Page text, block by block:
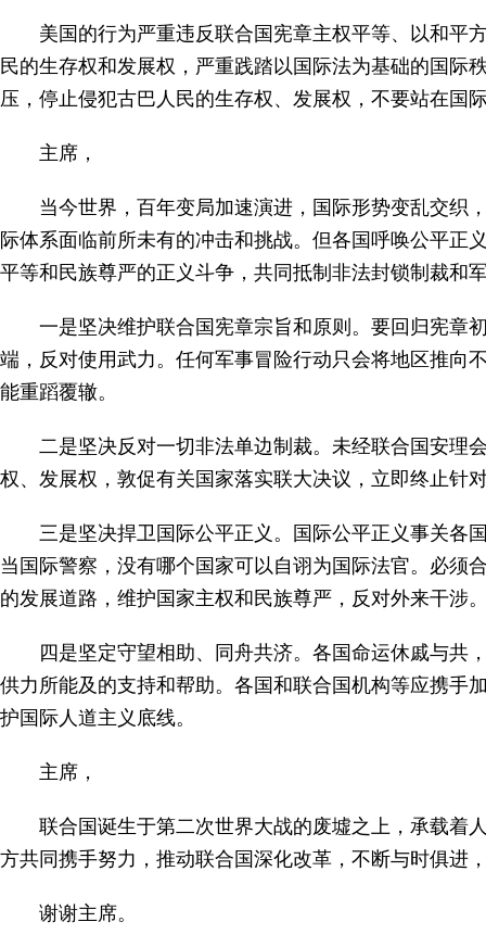
美国的行为严重违反联合国宪章主权平等、以和平
民的生存权和发展权，严重践踏以国际法为基础的国际
压，停止侵犯古巴人民的生存权、发展权，不要站在国
主席，
当今世界，百年变局加速演进，国际形势变乱交织
际体系面临前所未有的冲击和挑战。但各国呼唤公平正
平等和民族尊严的正义斗争，共同抵制非法封锁制裁和
一是坚决维护联合国宪章宗旨和原则。要回归宪章
端，反对使用武力。任何军事冒险行动只会将地区推向
能重蹈覆辙。
二是坚决反对一切非法单边制裁。未经联合国安理
权、发展权，敦促有关国家落实联大决议，立即终止针
三是坚决捍卫国际公平正义。国际公平正义事关各
当国际警察，没有哪个国家可以自诩为国际法官。必须
的发展道路，维护国家主权和民族尊严，反对外来干涉
四是坚定守望相助、同舟共济。各国命运休戚与共
供力所能及的支持和帮助。各国和联合国机构等应携手
护国际人道主义底线。
主席，
联合国诞生于第二次世界大战的废墟之上，承载着
方共同携手努力，推动联合国深化改革，不断与时俱进
谢谢主席。